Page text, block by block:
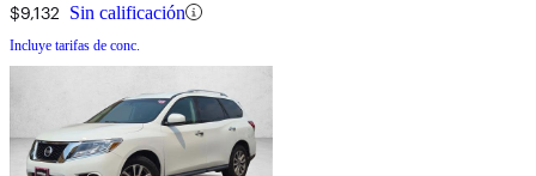
$9,132 Sin calificación
Incluye tarifas de conc.